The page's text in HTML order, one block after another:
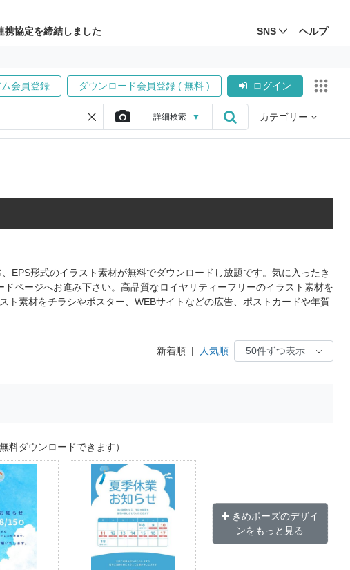
携協定を締結しました SNS ヘルプ
会員登録 ダウンロード会員登録 ( 無料 ) ログイン
詳細検索 ▼ カテゴリー
EPS形式のイラスト素材が無料でダウンロードし放題です。気に入ったき
ページへお進み下さい。高品質なロイヤリティーフリーのイラスト素材を
素材をチラシやポスター、WEBサイトなどの広告、ポストカードや年賀
新着順 | 人気順
料ダウンロードできます）
きめポーズのデザイ
ンをもっと見る